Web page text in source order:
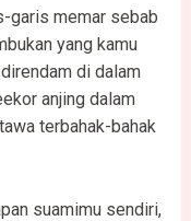
memar sebab
yang kamu
di dalam
anjing dalam
terbahak-bahak
suamimu sendiri,